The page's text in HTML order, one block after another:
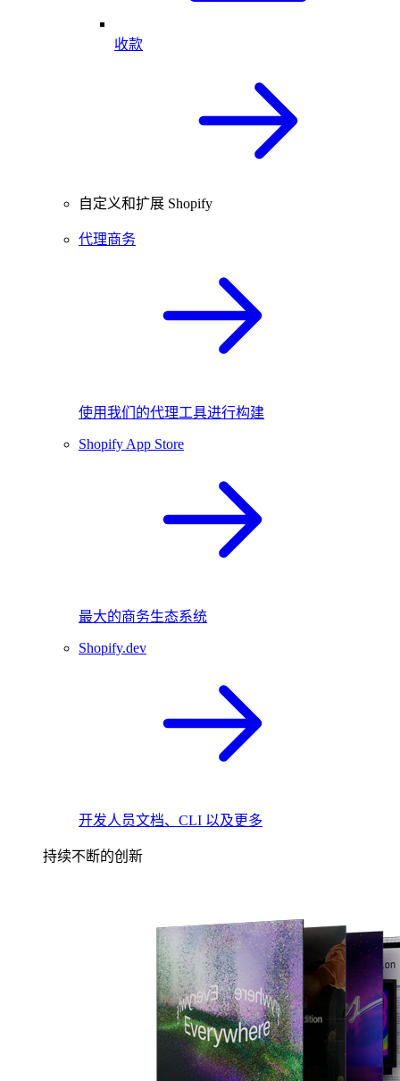
收款
自定义和扩展 Shopify
代理商务
使用我们的代理工具进行构建
Shopify App Store
最大的商务生态系统
Shopify.dev
开发人员文档、CLI 以及更多
持续不断的创新